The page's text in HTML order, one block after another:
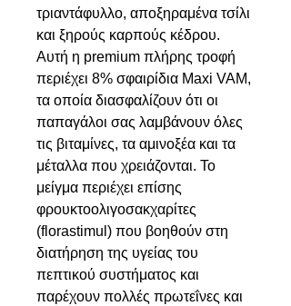
τριαντάφυλλο, αποξηραμένα τσίλι
και ξηρούς καρπούς κέδρου.
Αυτή η premium πλήρης τροφή
περιέχει 8% σφαιρίδια Maxi VAM,
τα οποία διασφαλίζουν ότι οι
παπαγάλοι σας λαμβάνουν όλες
τις βιταμίνες, τα αμινοξέα και τα
μέταλλα που χρειάζονται. Το
μείγμα περιέχει επίσης
φρουκτοολιγοσακχαρίτες
(florastimul) που βοηθούν στη
διατήρηση της υγείας του
πεπτικού συστήματος και
παρέχουν πολλές πρωτεΐνες και